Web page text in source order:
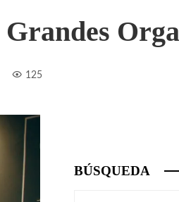
125
BÚSQUEDA